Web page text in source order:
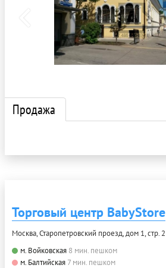
Продажа
Торговый центр BabyStore
Москва, Старопетровский проезд, дом 1, стр. 2
м. Войковская 8 мин. пешком
м. Балтийская 7 мин. пешком